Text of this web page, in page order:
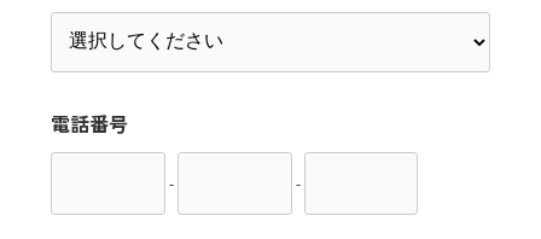
電話番号
- -